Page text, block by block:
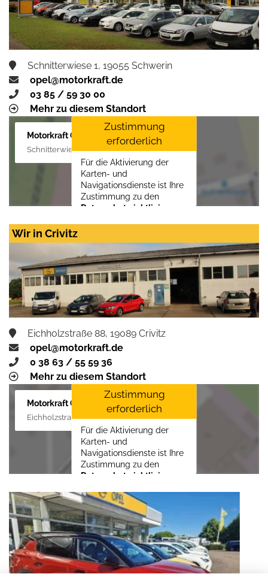
Schnitterwiese 1, 19055 Schwerin
opel@motorkraft.de
03 85 / 59 30 00
Mehr zu diesem Standort
Motorkraft GmbH
Schnitterwiese 1, 19055 Schwerin
Zustimmung
erforderlich
Für die Aktivierung der
Karten- und
Navigationsdienste ist Ihre
Zustimmung zu den
Datenschutzrichtlinien
Zustimmen und
aktivieren
Wir in Crivitz
Eichholzstraße 88, 19089 Crivitz
opel@motorkraft.de
0 38 63 / 55 59 36
Mehr zu diesem Standort
Motorkraft GmbH
Eichholzstraße 88, 19089 Crivitz
Zustimmung
erforderlich
Für die Aktivierung der
Karten- und
Navigationsdienste ist Ihre
Zustimmung zu den
Datenschutzrichtlinien
LLCerforderlich.
Zustimmen und
aktivieren